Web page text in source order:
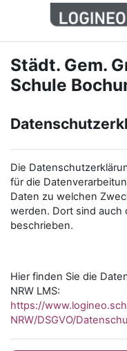
Zum Hauptinhalt
Städt. Gem.
Schule
Die
für die
Daten zu welchen
werden. Dort sind auch
beschrieben.
Hier finden Sie die
NRW LMS:
https://
NRW/DSGVO/